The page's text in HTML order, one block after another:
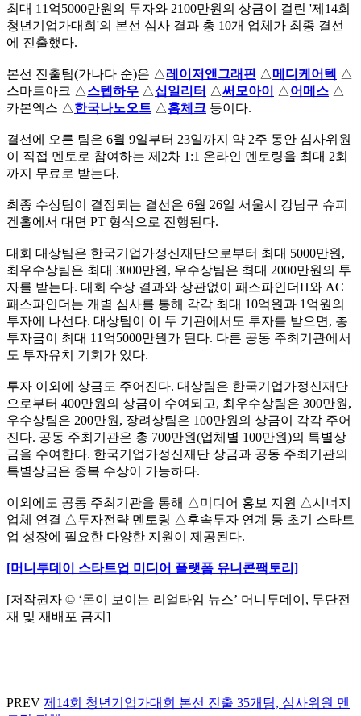
최대 11억5000만원의 투자와 2100만원의 상금이 걸린 '제14회
청년기업가대회'의 본선 심사 결과 총 10개 업체가 최종 결선
에 진출했다.
본선 진출팀(가나다 순)은 △레이저앤그래핀 △메디케어텍 △
스마트아크 △스텝하우 △십일리터 △써모아이 △어메스 △
카본엑스 △한국나노오트 △홈체크 등이다.
결선에 오른 팀은 6월 9일부터 23일까지 약 2주 동안 심사위원
이 직접 멘토로 참여하는 제2차 1:1 온라인 멘토링을 최대 2회
까지 무료로 받는다.
최종 수상팀이 결정되는 결선은 6월 26일 서울시 강남구 슈피
겐홀에서 대면 PT 형식으로 진행된다.
대회 대상팀은 한국기업가정신재단으로부터 최대 5000만원,
최우수상팀은 최대 3000만원, 우수상팀은 최대 2000만원의 투
자를 받는다. 대회 수상 결과와 상관없이 패스파인더H와 AC
패스파인더는 개별 심사를 통해 각각 최대 10억원과 1억원의
투자에 나선다. 대상팀이 이 두 기관에서도 투자를 받으면, 총
투자금이 최대 11억5000만원가 된다. 다른 공동 주최기관에서
도 투자유치 기회가 있다.
투자 이외에 상금도 주어진다. 대상팀은 한국기업가정신재단
으로부터 400만원의 상금이 수여되고, 최우수상팀은 300만원,
우수상팀은 200만원, 장려상팀은 100만원의 상금이 각각 주어
진다. 공동 주최기관은 총 700만원(업체별 100만원)의 특별상
금을 수여한다. 한국기업가정신재단 상금과 공동 주최기관의
특별상금은 중복 수상이 가능하다.
이외에도 공동 주최기관을 통해 △미디어 홍보 지원 △시너지
업체 연결 △투자전략 멘토링 △후속투자 연계 등 초기 스타트
업 성장에 필요한 다양한 지원이 제공된다.
[머니투데이 스타트업 미디어 플랫폼 유니콘팩토리]
[저작권자 © ‘돈이 보이는 리얼타임 뉴스’ 머니투데이, 무단전
재 및 재배포 금지]
PREV 제14회 청년기업가대회 본선 진출 35개팀, 심사위원 멘